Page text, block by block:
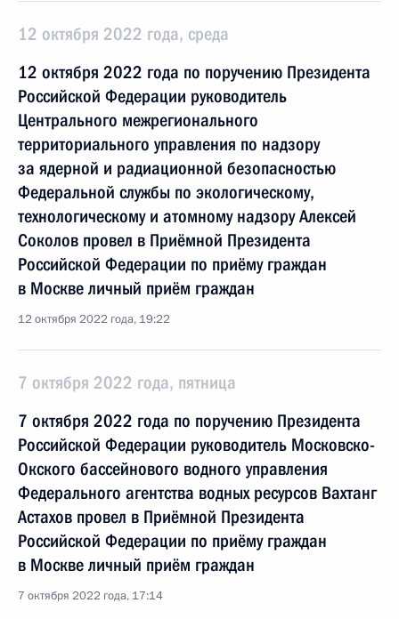
12 октября 2022 года, среда
12 октября 2022 года по поручению Президента
Российской Федерации руководитель
Центрального межрегионального
территориального управления по надзору
за ядерной и радиационной безопасностью
Федеральной службы по экологическому,
технологическому и атомному надзору Алексей
Соколов провел в Приёмной Президента
Российской Федерации по приёму граждан
в Москве личный приём граждан
12 октября 2022 года, 19:22
7 октября 2022 года, пятница
7 октября 2022 года по поручению Президента
Российской Федерации руководитель Московско-
Окского бассейнового водного управления
Федерального агентства водных ресурсов Вахтанг
Астахов провел в Приёмной Президента
Российской Федерации по приёму граждан
в Москве личный приём граждан
7 октября 2022 года, 17:14